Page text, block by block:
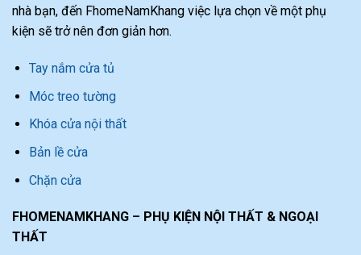
nhà bạn, đến FhomeNamKhang việc lựa chọn về một phụ
kiện sẽ trở nên đơn giản hơn.
Tay nắm cửa tủ
Móc treo tường
Khóa cửa nội thất
Bản lề cửa
Chặn cửa
FHOMENAMKHANG – PHỤ KIỆN NỘI THẤT & NGOẠI
THẤT